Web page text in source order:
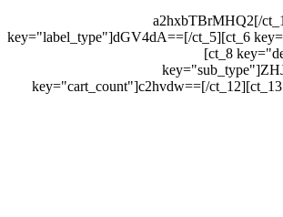
[ct_1
key="label_type"]dGV4dA==[/ct_5][ct_6
[ct_8
key="cart_count"]c2hvdw==[/